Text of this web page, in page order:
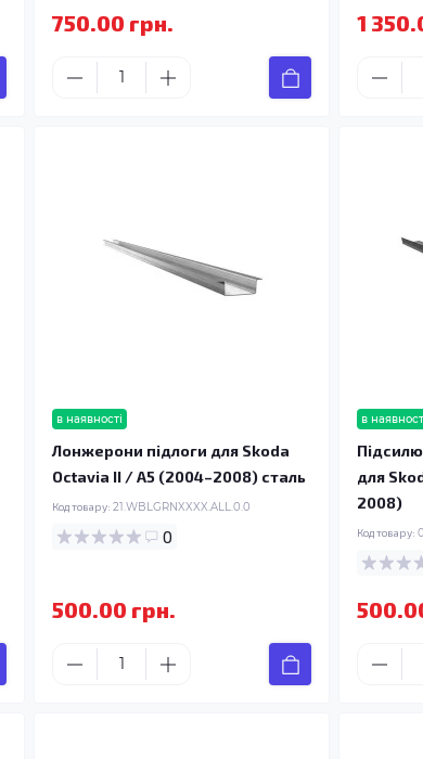
750.00 грн. 1
в наявності
Лонжерони підлоги для Skoda
Octavia II / A5 (2004–2008) сталь
Код товару: 21.WBLGRNXXXX.ALL.0.0
0
500.00 грн.
в
для
2008)
Код товару: